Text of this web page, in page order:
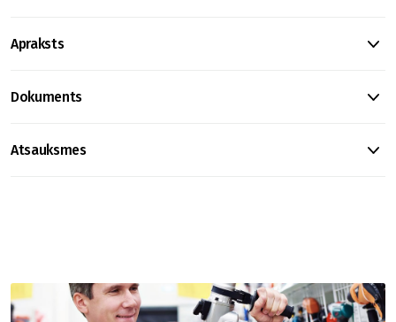
Apraksts
Dokuments
Atsauksmes